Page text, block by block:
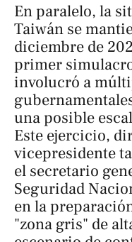
En paralelo, la
Taiwán se
diciembre de
primer
involucró a
una posible
Este ejercicio,
vicepresidente
el secretario
Seguridad
en la
"zona gris" de